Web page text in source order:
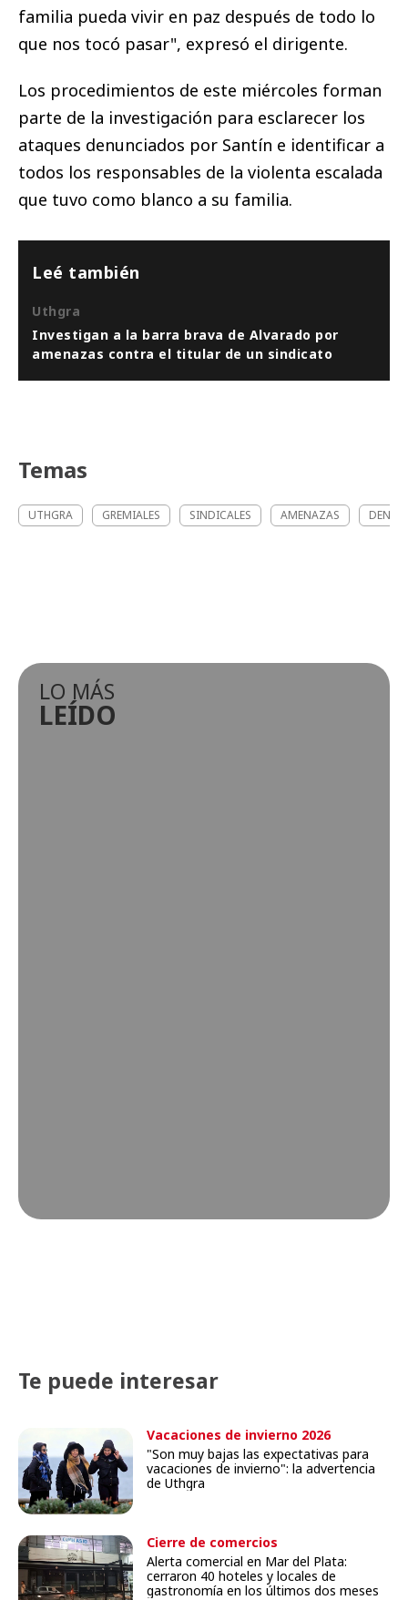
familia pueda vivir en paz después de todo lo
que nos tocó pasar", expresó el dirigente.
Los procedimientos de este miércoles forman
parte de la investigación para esclarecer los
ataques denunciados por Santín e identificar a
todos los responsables de la violenta escalada
que tuvo como blanco a su familia.
Leé también
Uthgra
Investigan a la barra brava de Alvarado por
amenazas contra el titular de un sindicato
Temas
UTHGRA GREMIALES SINDICALES AMENAZAS
LO MÁS
LEÍDO
Te puede interesar
Vacaciones de invierno 2026
"Son muy bajas las expectativas para
vacaciones de invierno": la advertencia
de Uthgra
Cierre de comercios
Alerta comercial en Mar del Plata:
cerraron 40 hoteles y locales de
gastronomía en los últimos dos meses